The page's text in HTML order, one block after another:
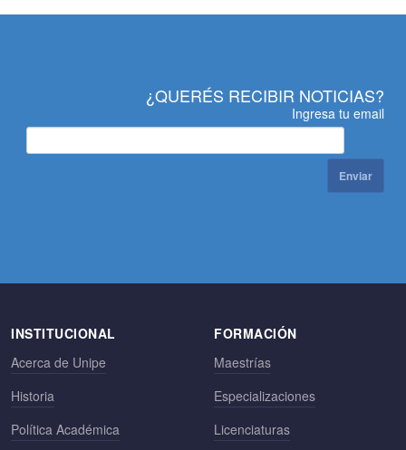
¿QUERÉS RECIBIR NOTICIAS?
Ingresa tu email
Enviar
INSTITUCIONAL
Acerca de Unipe
Historia
Política Académica
FORMACIÓN
Maestrías
Especializaciones
Licenciaturas